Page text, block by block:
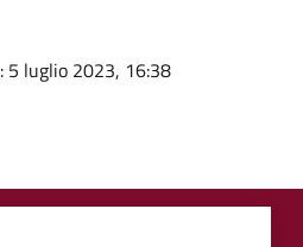
: 5 luglio 2023, 16:38